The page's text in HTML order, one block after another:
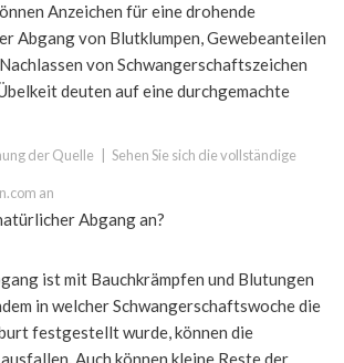
Anzeichen für eine drohende
Abgang von Blutklumpen, Gewebeanteilen
von Schwangerschaftszeichen
deuten auf eine durchgemachte
der Quelle Sehen Sie sich die vollständige
an
Abgang an?
ist mit Bauchkrämpfen und Blutungen
in welcher Schwangerschaftswoche die
festgestellt wurde, können die
Auch können kleine Reste der